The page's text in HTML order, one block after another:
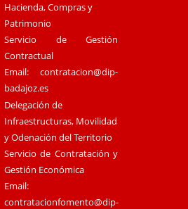
Hacienda, Compras y
Patrimonio
Servicio de Gestión
Contractual
Email:contratacion@dip-
badajoz.es
Delegación de
Infraestructuras, Movilidad
y Odenación del Territorio
Servicio de Contratación y
Gestión Económica
Email:
contratacionfomento@dip-